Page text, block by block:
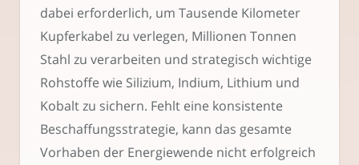
dabei erforderlich, um Tausende Kilometer
Kupferkabel zu verlegen, Millionen Tonnen
Stahl zu verarbeiten und strategisch wichtige
Rohstoffe wie Silizium, Indium, Lithium und
Kobalt zu sichern. Fehlt eine konsistente
Beschaffungsstrategie, kann das gesamte
Vorhaben der Energiewende nicht erfolgreich